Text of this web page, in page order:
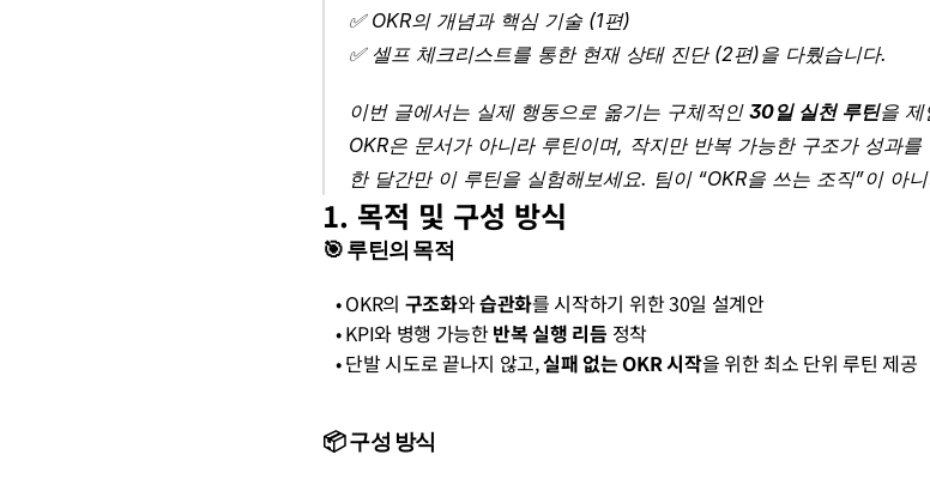
✅ OKR의 개념과 핵심 기술 (1편)
✅ 셀프 체크리스트를 통한 현재 상태 진단 (2편)을 다뤘습니다.
이번 글에서는 실제 행동으로 옮기는 구체적인 30일 실천 루틴을 제
OKR은 문서가 아니라 루틴이며, 작지만 반복 가능한 구조가 성과를
한 달간만 이 루틴을 실험해보세요. 팀이 “OKR을 쓰는 조직”이 아
1. 목적 및 구성 방식
🎯 루틴의 목적
   • OKR의
구조화와 습관화를 시작하기 위한 30일 설계안
   • KPI와 병행 가능한
반복 실행 리듬 정착
   • 단발 시도로 끝나지 않고,
실패 없는 OKR 시작을 위한 최소 단위 루틴 제공
📦 구성 방식